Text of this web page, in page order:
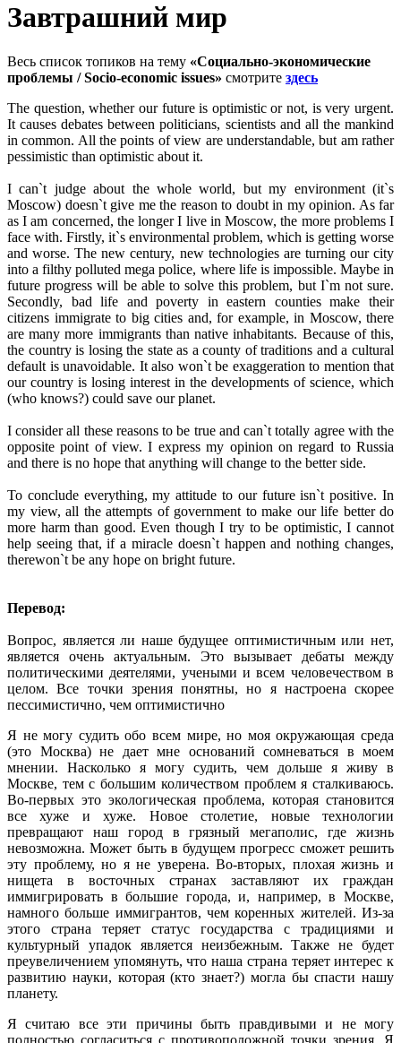
Завтрашний мир
Весь список топиков на тему «Социально-экономические
проблемы / Socio-economic issues» смотрите здесь
The question, whether our future is optimistic or not, is very urgent.
It causes debates between politicians, scientists and all the mankind
in common. All the points of view are understandable, but am rather
pessimistic than optimistic about it.
I can`t judge about the whole world, but my environment (it`s
Moscow) doesn`t give me the reason to doubt in my opinion. As far
as I am concerned, the longer I live in Moscow, the more problems I
face with. Firstly, it`s environmental problem, which is getting worse
and worse. The new century, new technologies are turning our city
into a filthy polluted mega police, where life is impossible. Maybe in
future progress will be able to solve this problem, but I`m not sure.
Secondly, bad life and poverty in eastern counties make their
citizens immigrate to big cities and, for example, in Moscow, there
are many more immigrants than native inhabitants. Because of this,
the country is losing the state as a county of traditions and a cultural
default is unavoidable. It also won`t be exaggeration to mention that
our country is losing interest in the developments of science, which
(who knows?) could save our planet.
I consider all these reasons to be true and can`t totally agree with the
opposite point of view. I express my opinion on regard to Russia
and there is no hope that anything will change to the better side.
To conclude everything, my attitude to our future isn`t positive. In
my view, all the attempts of government to make our life better do
more harm than good. Even though I try to be optimistic, I cannot
help seeing that, if a miracle doesn`t happen and nothing changes,
therewon`t be any hope on bright future.
Перевод:
Вопрос, является ли наше будущее оптимистичным или нет,
является очень актуальным. Это вызывает дебаты между
политическими деятелями, учеными и всем человечеством в
целом. Все точки зрения понятны, но я настроена скорее
пессимистично, чем оптимистично
Я не могу судить обо всем мире, но моя окружающая среда
(это Москва) не дает мне оснований сомневаться в моем
мнении. Насколько я могу судить, чем дольше я живу в
Москве, тем с большим количеством проблем я сталкиваюсь.
Во-первых это экологическая проблема, которая становится
все хуже и хуже. Новое столетие, новые технологии
превращают наш город в грязный мегаполис, где жизнь
невозможна. Может быть в будущем прогресс сможет решить
эту проблему, но я не уверена. Во-вторых, плохая жизнь и
нищета в восточных странах заставляют их граждан
иммигрировать в большие города, и, например, в Москве,
намного больше иммигрантов, чем коренных жителей. Из-за
этого страна теряет статус государства с традициями и
культурный упадок является неизбежным. Также не будет
преувеличением упомянуть, что наша страна теряет интерес к
развитию науки, которая (кто знает?) могла бы спасти нашу
планету.
Я считаю все эти причины быть правдивыми и не могу
полностью согласиться с противоположной точки зрения. Я